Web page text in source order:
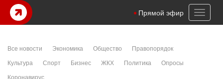
Toggle
Прямой эфир
Все новости Экономика Общество
Правопорядок
Культура
Спорт Бизнес ЖКХ Политика
Опросы
Коронавирус